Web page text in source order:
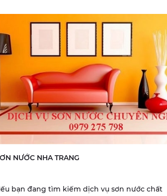
NƯỚC NHA TRANG
bạn đang tìm kiếm dịch vụ sơn nước chất